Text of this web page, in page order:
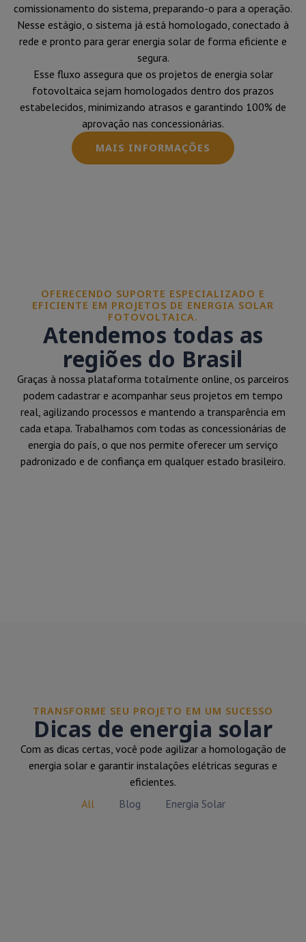
comissionamento do sistema, preparando-o para a operação.
Nesse estágio, o sistema já está homologado, conectado à
rede e pronto para gerar energia solar de forma eficiente e
segura.
Esse fluxo assegura que os projetos de energia solar
fotovoltaica sejam homologados dentro dos prazos
estabelecidos, minimizando atrasos e garantindo 100% de
aprovação nas concessionárias.
MAIS INFORMAÇÕES
OFERECENDO SUPORTE ESPECIALIZADO E
EFICIENTE EM PROJETOS DE ENERGIA SOLAR
FOTOVOLTAICA.
Atendemos todas as
regiões do Brasil
Graças à nossa plataforma totalmente online, os parceiros
podem cadastrar e acompanhar seus projetos em tempo
real, agilizando processos e mantendo a transparência em
cada etapa. Trabalhamos com todas as concessionárias de
energia do país, o que nos permite oferecer um serviço
padronizado e de confiança em qualquer estado brasileiro.
TRANSFORME SEU PROJETO EM UM SUCESSO
Dicas de energia solar
Com as dicas certas, você pode agilizar a homologação de
energia solar e garantir instalações elétricas seguras e
eficientes.
All
Blog Energia Solar